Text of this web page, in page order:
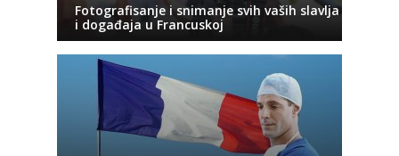
Fotografisanje i snimanje svih vaših slavlja
i događaja u Francuskoj